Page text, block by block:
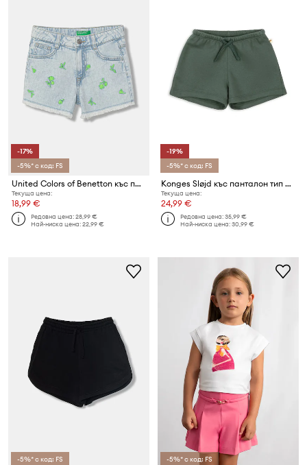
-17%
-5%* с код: FS
United Colors of Benetton къс панталон за деца от деним
Текуща цена:
18,99 €
Редовна цена:28,99 €
Най-ниска цена:22,99 €
-19%
-5%* с код: FS
Konges Sløjd къс панталон тип анцуг за деца с памук LOU SWEAT SHORTS OCS
Текуща цена:
24,99 €
Редовна цена:35,99 €
Най-ниска цена:30,99 €
-5%* с код: FS -5%* с код: FS